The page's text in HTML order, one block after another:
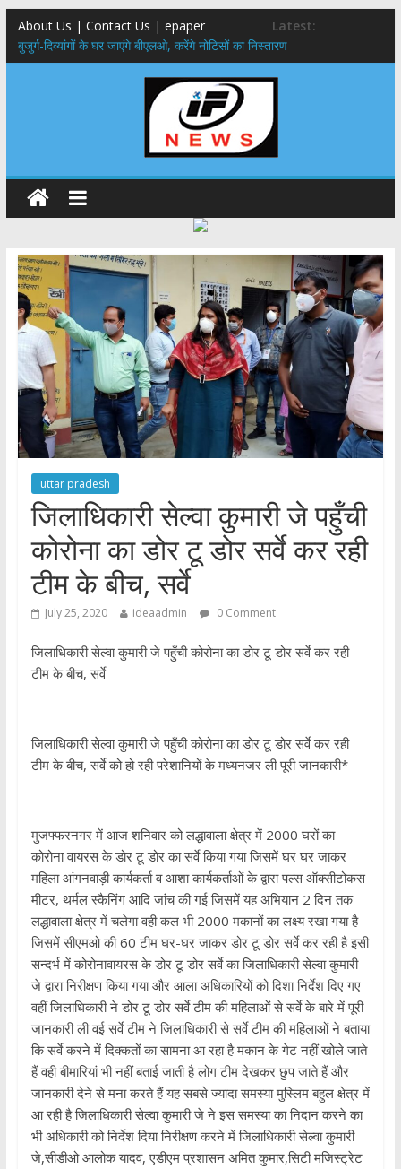
About Us | Contact Us | epaper
Latest:
बुजुर्ग-दिव्यांगों के घर जाएंगे बीएलओ, करेंगे नोटिसों का निस्तारण
24×7 अलर्ट मोड में रहें अधिकारी-मुख्य सचिव मानसून-एसईओसी से मुख्य सचिव ने
की विस्तृत समीक्षा कहा-बंद सड़कों को शीघ्र खोला जाए, लोगों को न हो दिक्कत
459 करोड़ से एचएनबी गढ़वाल विश्वविद्यालय में अनुसंधान संरचना होगी सुदृढ,उच्च
शिक्षा मंत्री धन सिंह रावत ने नवनियुक्त केन्द्रीय शिक्षा मंत्री से की मुलाकात
मुख्यमंत्री से महानिदेशक एनसीसी ने की शिष्टाचार भेंट,उत्तराखण्ड में एनसीसी के
विस्तार एवं आधुनिक आधारभूत संरचना के विकास पर हुई महत्वपूर्ण चर्चा
एमडीडीए बोर्ड बैठक, देहरादून और मसूरी के विकास के लिए 25 बड़े प्रस्तावों को मिली
हरी झंडी
uttar pradesh
जिलाधिकारी सेल्वा कुमारी जे पहुँची
कोरोना का डोर टू डोर सर्वे कर रही
टीम के बीच, सर्वे
July 25, 2020 ideaadmin 0 Comment
जिलाधिकारी सेल्वा कुमारी जे पहुँची कोरोना का डोर टू डोर सर्वे कर रही
टीम के बीच, सर्वे
जिलाधिकारी सेल्वा कुमारी जे पहुँची कोरोना का डोर टू डोर सर्वे कर रही
टीम के बीच, सर्वे को हो रही परेशानियों के मध्यनजर ली पूरी जानकारी*
मुजफ्फरनगर में आज शनिवार को लद्धावाला क्षेत्र में 2000 घरों का
कोरोना वायरस के डोर टू डोर का सर्वे किया गया जिसमें घर घर जाकर
महिला आंगनवाड़ी कार्यकर्ता व आशा कार्यकर्ताओं के द्वारा पल्स ऑक्सीटोकस
मीटर, थर्मल स्कैनिंग आदि जांच की गई जिसमें यह अभियान 2 दिन तक
लद्धावाला क्षेत्र में चलेगा वही कल भी 2000 मकानों का लक्ष्य रखा गया है
जिसमें सीएमओ की 60 टीम घर-घर जाकर डोर टू डोर सर्वे कर रही है इसी
सन्दर्भ में कोरोनावायरस के डोर टू डोर सर्वे का जिलाधिकारी सेल्वा कुमारी
जे द्वारा निरीक्षण किया गया और आला अधिकारियों को दिशा निर्देश दिए गए
वहीं जिलाधिकारी ने डोर टू डोर सर्वे टीम की महिलाओं से सर्वे के बारे में पूरी
जानकारी ली वई सर्वे टीम ने जिलाधिकारी से सर्वे टीम की महिलाओं ने बताया
कि सर्वे करने में दिक्कतों का सामना आ रहा है मकान के गेट नहीं खोले जाते
हैं वही बीमारियां भी नहीं बताई जाती है लोग टीम देखकर छुप जाते हैं और
जानकारी देने से मना करते हैं यह सबसे ज्यादा समस्या मुस्लिम बहुल क्षेत्र में
आ रही है जिलाधिकारी सेल्वा कुमारी जे ने इस समस्या का निदान करने का
भी अधिकारी को निर्देश दिया निरीक्षण करने में जिलाधिकारी सेल्वा कुमारी
जे,सीडीओ आलोक यादव, एडीएम प्रशासन अमित कुमार,सिटी मजिस्ट्रेट